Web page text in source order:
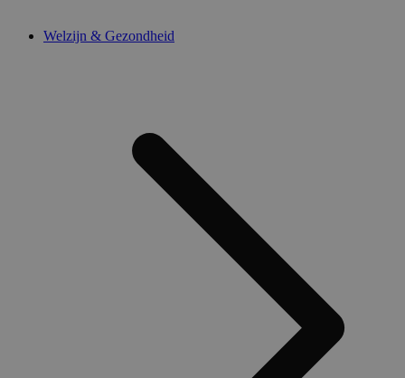
Welzijn & Gezondheid